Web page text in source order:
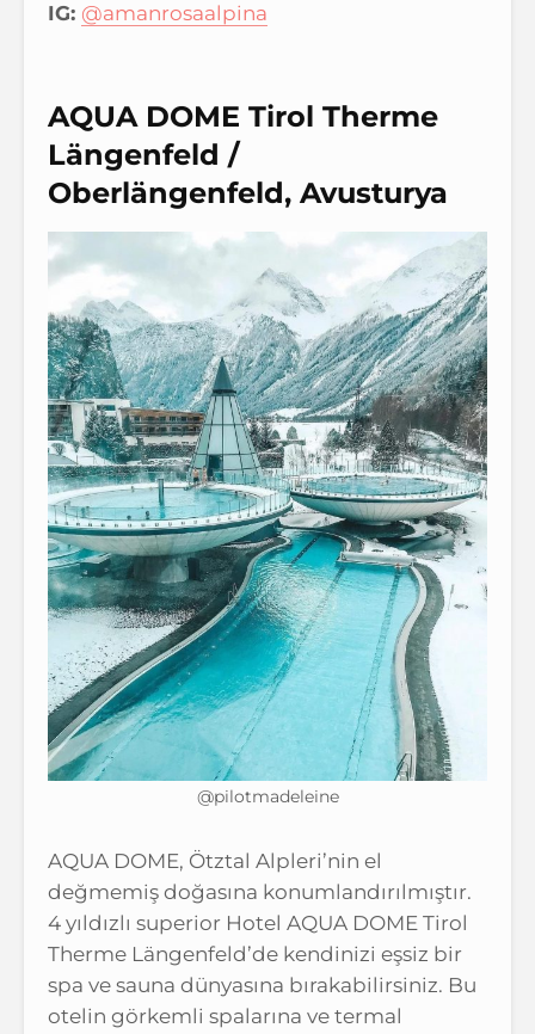
IG: @amanrosaalpina
AQUA DOME Tirol Therme
Längenfeld /
Oberlängenfeld, Avusturya
@pilotmadeleine
AQUA DOME, Ötztal Alpleri’nin el
değmemiş doğasına konumlandırılmıştır.
4 yıldızlı superior Hotel AQUA DOME Tirol
Therme Längenfeld’de kendinizi eşsiz bir
spa ve sauna dünyasına bırakabilirsiniz. Bu
otelin görkemli spalarına ve termal